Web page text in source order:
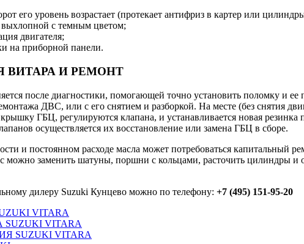
его уровень возрастает (протекает антифриз в картер или
с темным цветом;
двигателя;
на приборной панели.
ВИТАРА И РЕМОНТ
после диагностики, помогающей точно установить поломку и
ДВС, или с его снятием и разборкой. На месте (без снятия
ГБЦ, регулируются клапана, и устанавливается новая
осуществляется их восстановление или замена ГБЦ в сборе.
и постоянном расходе масла может потребоваться капитальный
можно заменить шатуны, поршни с кольцами, расточить цилиндры и
дилеру Suzuki Кунцево можно по телефону: +7 (495) 151-95-20
VITARA
VITARA
SUZUKI VITARA